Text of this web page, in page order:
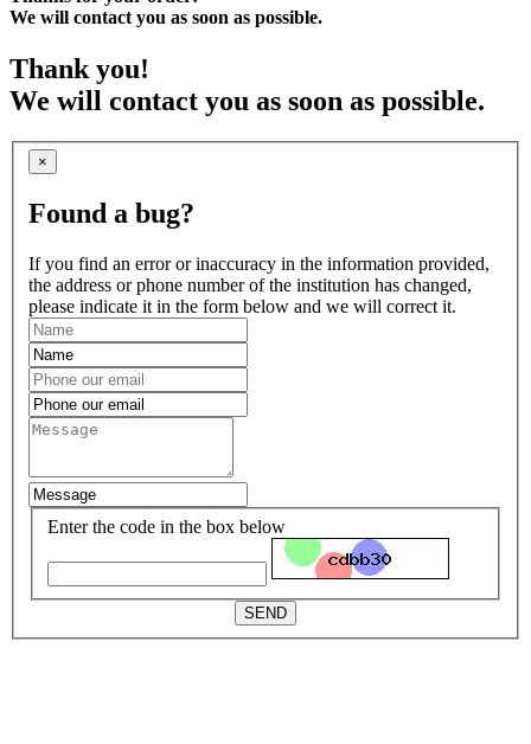
We will contact you as soon as possible.
Thank you!
We will contact you as soon as possible.
×
Found a bug?
If you find an error or inaccuracy in the information provided,
the address or phone number of the institution has changed,
please indicate it in the form below and we will correct it.
Enter the code in the box below
SEND